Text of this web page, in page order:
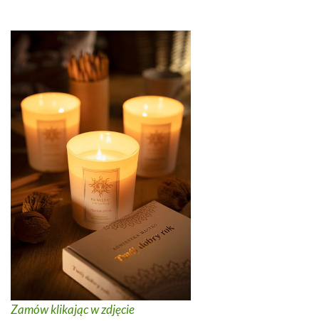
Zamów klikając w zdjęcie